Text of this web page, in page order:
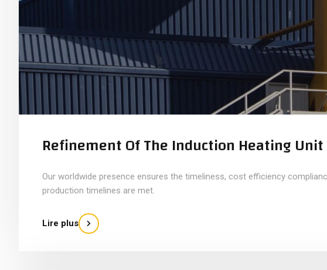
Refinement Of The Induction Heating
Our worldwide presence ensures the timeliness, cost efficiency
production timelines are met.
Lire plus